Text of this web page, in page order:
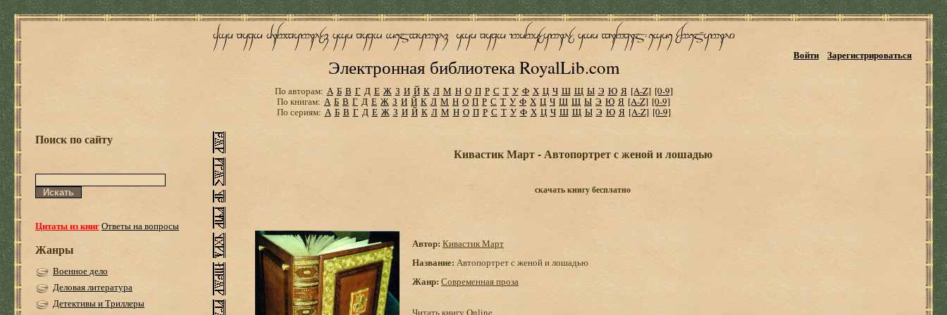
Электронная библиотека RoyalLib.com
Войти Зарегистрироваться
По авторам: А Б В Г Д Е Ж З И Й К Л М Н О П Р С Т У Ф Х Ц Ч Ш Щ Ы Э Ю Я [A-Z] [0-9]
По книгам: А Б В Г Д Е Ж З И Й К Л М Н О П Р С Т У Ф Х Ц Ч Ш Щ Ы Э Ю Я [A-Z] [0-9]
По сериям: А Б В Г Д Е Ж З И Й К Л М Н О П Р С Т У Ф Х Ц Ч Ш Щ Ы Э Ю Я [A-Z] [0-9]
Поиск по сайту
Цитаты из книгОтветы на вопросы
Жанры
Военное дело
Деловая литература
Детективы и Триллеры
Кивастик Март - Автопортрет с женой и лошадью
скачать книгу бесплатно
Автор: Кивастик Март
Название: Автопортрет с женой и лошадью
Жанр: Современная проза
Читать книгу Online